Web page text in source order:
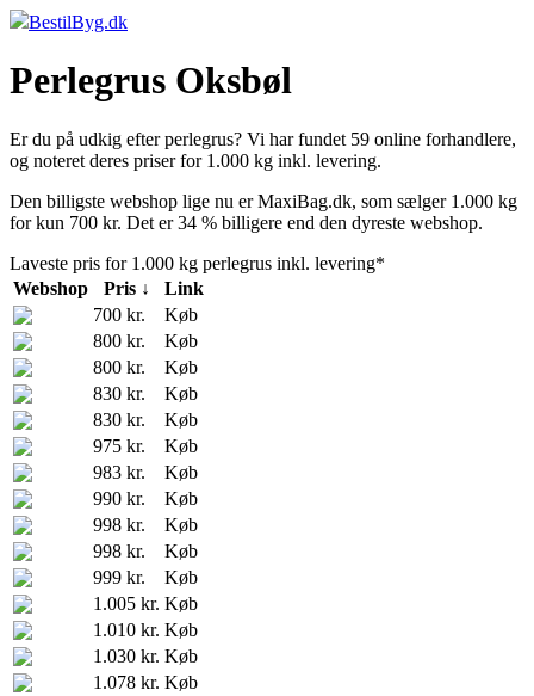
BestilByg.dk
Perlegrus Oksbøl
Er du på udkig efter perlegrus? Vi har fundet 59 online forhandlere,
og noteret deres priser for 1.000 kg inkl. levering.
Den billigste webshop lige nu er MaxiBag.dk, som sælger 1.000 kg
for kun 700 kr. Det er 34 % billigere end den dyreste webshop.
Laveste pris for 1.000 kg perlegrus inkl. levering*
Webshop
Pris ↓
Link
700 kr.
Køb
800 kr.
Køb
800 kr.
Køb
830 kr.
Køb
830 kr.
Køb
975 kr.
Køb
983 kr.
Køb
990 kr.
Køb
998 kr.
Køb
998 kr.
Køb
999 kr.
Køb
1.005 kr. Køb
1.010 kr. Køb
1.030 kr. Køb
1.078 kr. Køb